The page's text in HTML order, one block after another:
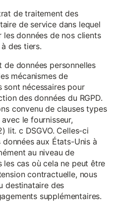
de traitement des
de service dans lequel
données de nos clients
des tiers.
données personnelles
mécanismes de
nécessaires pour
des données du RGPD.
convenu de clauses types
le fournisseur,
lit. c DSGVO. Celles-ci
aux États-Unis à
au niveau de
les cas où cela ne peut être
contractuelle, nous
destinataire des
supplémentaires.